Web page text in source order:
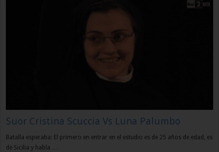
Suor Cristina Scuccia Vs Luna Palumbo
Batalla esperaba: El primero en entrar en el estudio es de 25 años de edad, es
de Sicilia y habla …